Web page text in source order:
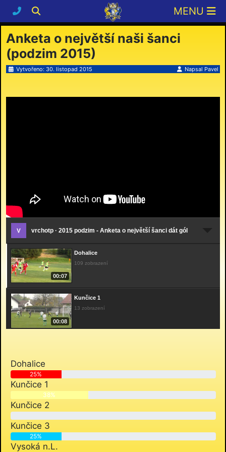
Anketa o největší naši šanci
(podzim 2015)
Napsal Pavel
Vytvořeno: 30. listopad 2015
vrchotp · 2015 podzim - Anketa o největší šanci dát gól
00:07
Dohalice
109 zobrazení
00:08
Kunčice 1
13 zobrazení
00:08
11 zobrazení
Vysoká n.L.
Dohalice
25%
Kunčice 1
38%
Kunčice 2
0%
Kunčice 3
25%
Vysoká n.L.